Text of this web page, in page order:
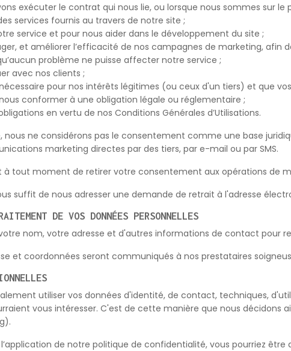
exécuter le contrat qui nous lie, ou lorsque nous sommes sur
services fournis au travers de notre site ;
service et pour nous aider dans le développement du site ;
et améliorer l’efficacité de nos campagnes de marketing,
problème ne puisse affecter notre service ;
avec nos clients ;
pour nos intérêts légitimes (ou ceux d'un tiers) et que
conformer à une obligation légale ou réglementaire ;
en vertu de nos Conditions Générales d’Utilisations.
nous ne considérons pas le consentement comme une base
marketing directes par des tiers, par e-mail ou par SMS.
à tout moment de retirer votre consentement aux opérations de
suffit de nous adresser une demande de retrait à l'adresse
DE VOS DONNÉES PERSONNELLES
nom, votre adresse et d'autres informations de contact pour
et coordonnées seront communiqués à nos prestataires
utiliser vos données d'identité, de contact, techniques,
vous intéresser. C'est de cette manière que nous
de notre politique de confidentialité, vous pourriez